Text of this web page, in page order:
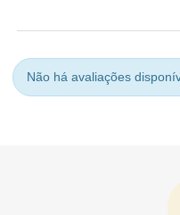
Não há avaliações